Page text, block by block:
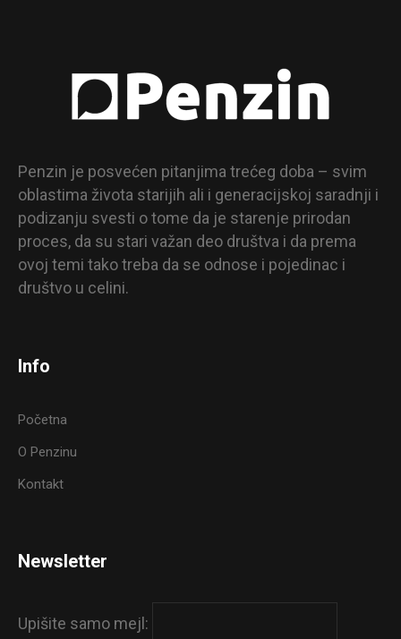
Penzin je posvećen pitanjima trećeg doba – svim
oblastima života starijih ali i generacijskoj saradnji i
podizanju svesti o tome da je starenje prirodan
proces, da su stari važan deo društva i da prema
ovoj temi tako treba da se odnose i pojedinac i
društvo u celini.
Info
Početna
O Penzinu
Kontakt
Newsletter
Upišite samo mejl: